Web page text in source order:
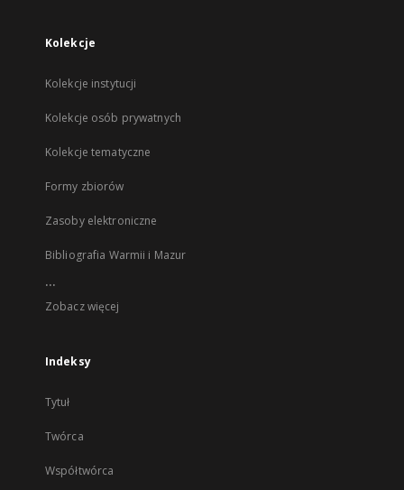
Kolekcje
Kolekcje instytucji
Kolekcje osób prywatnych
Kolekcje tematyczne
Formy zbiorów
Zasoby elektroniczne
Bibliografia Warmii i Mazur
...
Zobacz więcej
Indeksy
Tytuł
Twórca
Współtwórca